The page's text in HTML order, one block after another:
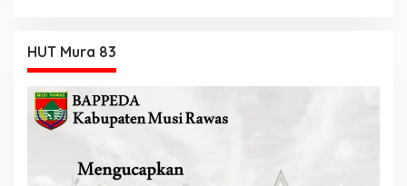
HUT Mura 83